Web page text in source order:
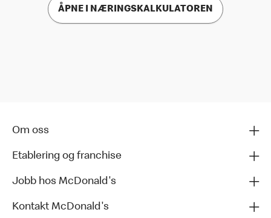
ÅPNE I NÆRINGSKALKULATOREN
Om oss
Etablering og franchise
Jobb hos McDonald's
Kontakt McDonald's